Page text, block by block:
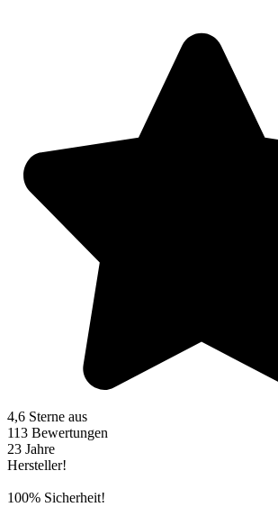
4,6 Sterne aus
113 Bewertungen
23 Jahre
Hersteller!
100% Sicherheit!